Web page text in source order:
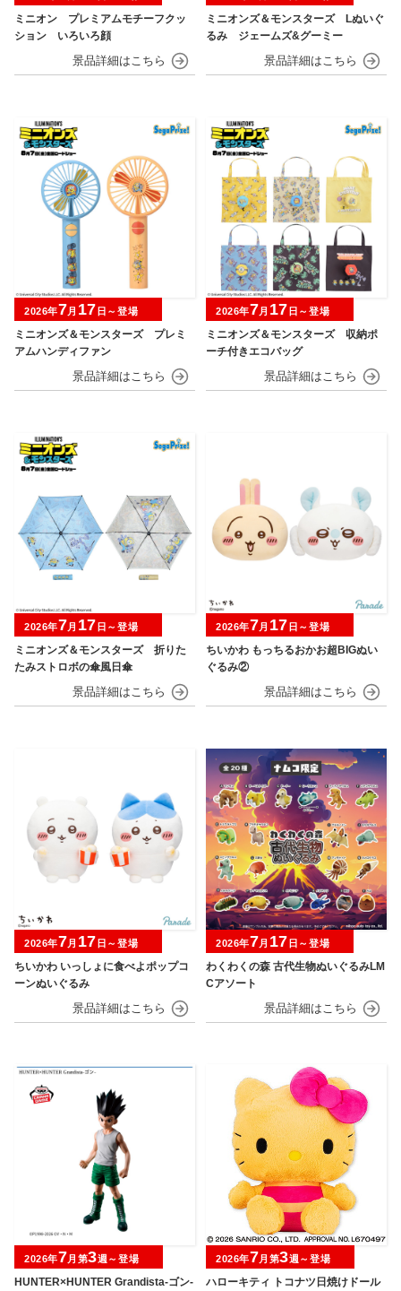
ミニオン プレミアムモチーフクッ
ション いろいろ顔
ミニオンズ＆モンスターズ Lぬいぐ
るみ ジェームズ&グーミー
ミニオンズ＆モンスターズ プレミ
アムハンディファン
2026年7月 17 日～登場
ミニオンズ＆モンスターズ 収納ポ
ーチ付きエコバッグ
2026年7月 17 日～登場
ミニオンズ＆モンスターズ 折りた
たみストロボの傘風日傘
2026年7月 17 日～登場
ちいかわ もっちるおかお超BIGぬい
ぐるみ②
2026年7月 17 日～登場
ちいかわ いっしょに食べよポップコ
ーンぬいぐるみ
2026年7月 17 日～登場
わくわくの森 古代生物ぬいぐるみLM
Cアソート
2026年7月 17 日～登場
HUNTER×HUNTER Grandista-ゴン-
2026年7月第3週～登場
ハローキティ トコナツ日焼けドール
2026年7月第3週～登場